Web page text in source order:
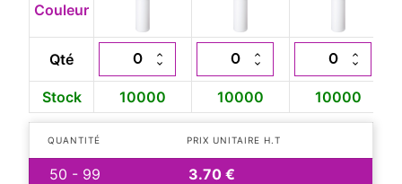
Couleur
Qté
Stock 10000 10000 10000
QUANTITÉ PRIX UNITAIRE H.T
50 - 99
3.70 €